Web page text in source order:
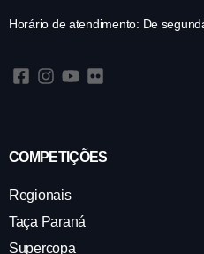
Horário de atendimento: De
COMPETIÇÕES
Regionais
Taça Paraná
Supercopa